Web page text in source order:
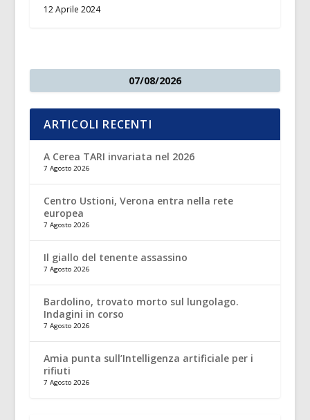
12 Aprile 2024
07/08/2026
ARTICOLI RECENTI
A Cerea TARI invariata nel 2026
7 Agosto 2026
Centro Ustioni, Verona entra nella rete
europea
7 Agosto 2026
Il giallo del tenente assassino
7 Agosto 2026
Bardolino, trovato morto sul lungolago.
Indagini in corso
7 Agosto 2026
Amia punta sull’Intelligenza artificiale per i
rifiuti
7 Agosto 2026